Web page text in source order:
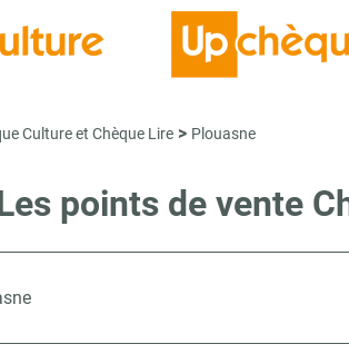
Culture et Chèque Lire > Plouasne
points de vente